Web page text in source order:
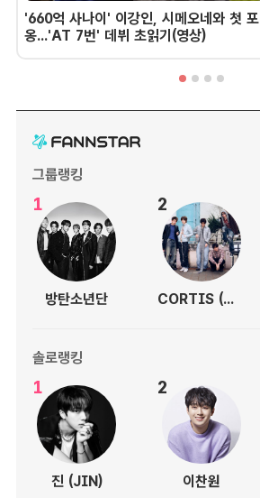
'660억 사나이' 이강인, 시메오네와 첫 포
옹...'AT 7번' 데뷔 초읽기(영상)
그룹랭킹
1
방탄소년단
2
CORTIS (코르티스)
솔로랭킹
1
진 (JIN)
2
이찬원